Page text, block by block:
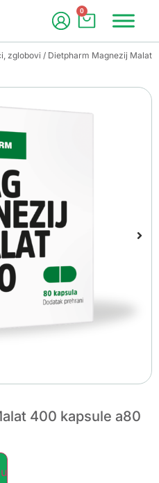
0
zglobovi / Dietpharm Magnezij Malat
400 kapsule a80